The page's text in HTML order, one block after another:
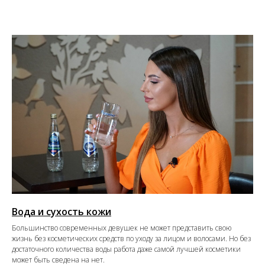
Вода и сухость кожи
Большинство современных девушек не может представить свою
жизнь без косметических средств по уходу за лицом и волосами. Но без
достаточного количества воды работа даже самой лучшей косметики
может быть сведена на нет.